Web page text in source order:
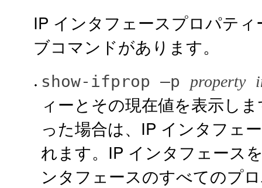
IP インタフェースプロパテ
ブコマンドがあります。
show-ifprop –p property
ィーとその現在値を表示し
った場合は、IP インタフェ
れます。IP インタフェース
ンタフェースのすべてのプ